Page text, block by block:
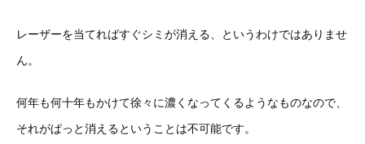
レーザーを当てればすぐシミが消える、というわけではありませ
ん。
何年も何十年もかけて徐々に濃くなってくるようなものなので、
それがぱっと消えるということは不可能です。